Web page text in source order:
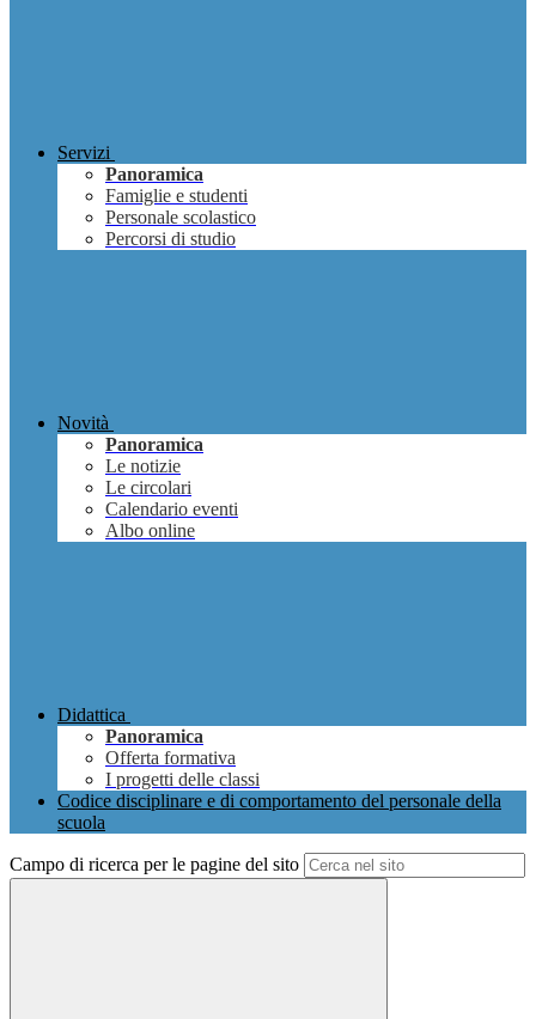
Servizi
Panoramica
Famiglie e studenti
Personale scolastico
Percorsi di studio
Novità
Panoramica
Le notizie
Le circolari
Calendario eventi
Albo online
Didattica
Panoramica
Offerta formativa
I progetti delle classi
Codice disciplinare e di comportamento del personale della
scuola
Campo di ricerca per le pagine del sito